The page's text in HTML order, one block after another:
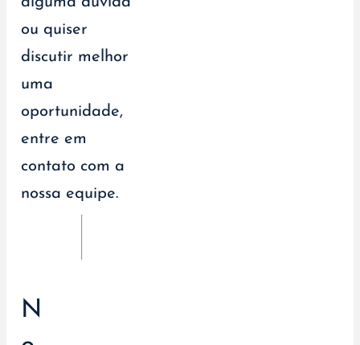
ou quiser
discutir melhor
uma
oportunidade,
entre em
contato com a
nossa equipe.
N